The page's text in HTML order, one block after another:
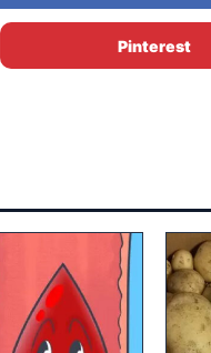
Pinterest